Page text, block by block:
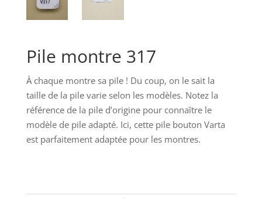
Pile montre 317
À chaque montre sa pile ! Du coup, on le sait la
taille de la pile varie selon les modèles. Notez la
référence de la pile d’origine pour connaître le
modèle de pile adapté. Ici, cette pile bouton Varta
est parfaitement adaptée pour les montres.